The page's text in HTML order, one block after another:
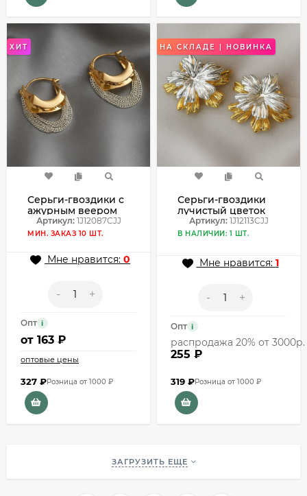
ХИТ
Серьги-гвоздики с
ажурным веером
1J12087CJJ
Артикул:1J12087CJJ
МИН. ЗАКАЗ 10 ШТ.
Мне нравится: 0
- +
Опт i
от 163 ₽
оптовые цены
327 ₽Розница от 1000 ₽
НА СКЛАДЕ | НОВИНКА
Серьги-гвоздики
лучистый цветок
1J12113CJJ
Артикул:1J12113CJJ
В НАЛИЧИИ: 1 ШТ.
Мне нравится: 1
- +
Опт i
распродажа 20% от 3000р.
255 ₽
319 ₽Розница от 1000 ₽
ЗАГРУЗИТЬ ЕЩЕ